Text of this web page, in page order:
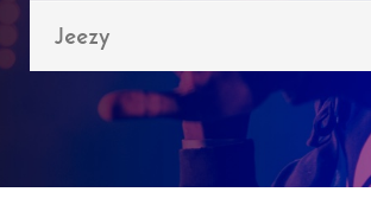
Documentaires
Web-séries
Interviews
Chroniques
Sorties